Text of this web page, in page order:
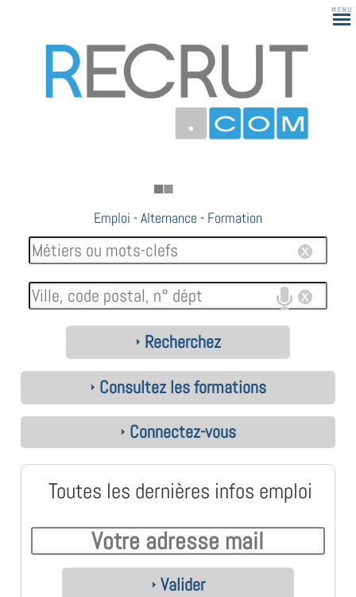
Emploi -Alternance - Formation
Recherchez
Consultez les formations
Connectez-vous
Toutes les dernières infos emploi
Valider